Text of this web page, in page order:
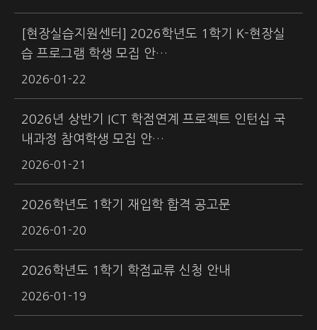
[현장실습지원센터] 2026학년도 1학기 K-현장실
습 프로그램 학생 모집 안…
2026-01-22
2026년 상반기 ICT 학점연계 프로젝트 인턴십 국
내과정 참여학생 모집 안…
2026-01-21
2026학년도 1학기 재입학 합격 공고문
2026-01-20
2026학년도 1학기 학점교류 신청 안내
2026-01-19